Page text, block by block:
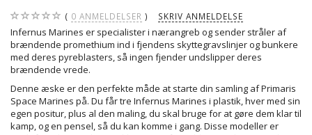
0 ANMELDELSER SKRIV ANMELDELSE
Infernus Marines er specialister i nærangreb og sender stråler af
brændende promethium ind i fjendens skyttegravslinjer og bunkere
med deres pyreblasters, så ingen fjender undslipper deres
brændende vrede.
Denne æske er den perfekte måde at starte din samling af Primaris
Space Marines på. Du får tre Infernus Marines i plastik, hver med sin
egen positur, plus al den maling, du skal bruge for at gøre dem klar til
kamp, og en pensel, så du kan komme i gang. Disse modeller er